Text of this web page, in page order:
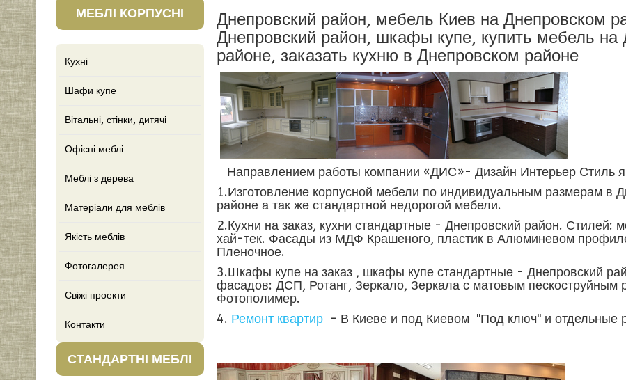
МЕБЛІ КОРПУСНІ
Кухні
Шафи купе
Вітальні, стінки, дитячі
Офісні меблі
Меблі з дерева
Матеріали для меблів
Якість меблів
Фотогалерея
Свіжі проекти
Контакти
СТАНДАРТНІ МЕБЛІ
Днепровский район, мебель Киев на Днепровском
Днепровский район, шкафы купе, купить мебель на
районе, заказать кухню в Днепровском районе
Направлением работы компании «ДИС»- Дизайн Интерьер Стиль
1.Изготовление корпусной мебели по индивидуальным размерам в
районе а так же стандартной недорогой мебели.
2.Кухни на заказ, кухни стандартные - Днепровский район. Стилей:
хай-тек. Фасады из МДФ Крашеного, пластик в Алюминевом
Пленочное.
3.Шкафы купе на заказ , шкафы купе стандартные - Днепровский
фасадов: ДСП, Ротанг, Зеркало, Зеркала с матовым пескоструйным
Фотополимер.
4. Ремонт квартир- В Киеве и под Киевом "Под ключ" и отдельные